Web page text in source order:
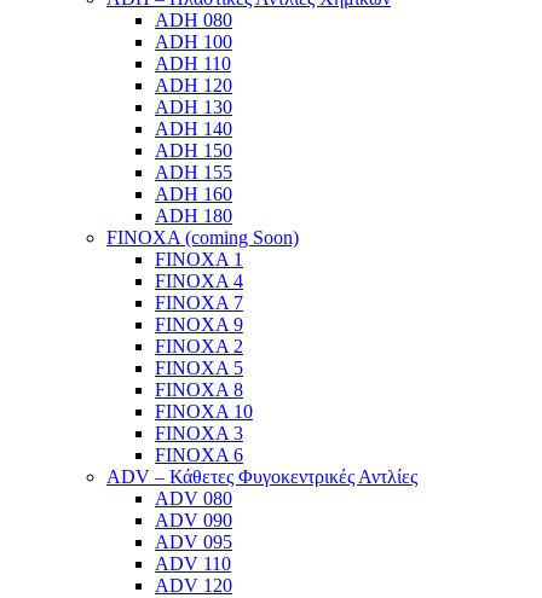
ADH 080
ADH 100
ADH 110
ADH 120
ADH 130
ADH 140
ADH 150
ADH 155
ADH 160
ADH 180
FINOXA (coming Soon)
FINOXA 1
FINOXA 4
FINOXA 7
FINOXA 9
FINOXA 2
FINOXA 5
FINOXA 8
FINOXA 10
FINOXA 3
FINOXA 6
ADV – Κάθετες Φυγοκεντρικές Αντλίες
ADV 080
ADV 090
ADV 095
ADV 110
ADV 120